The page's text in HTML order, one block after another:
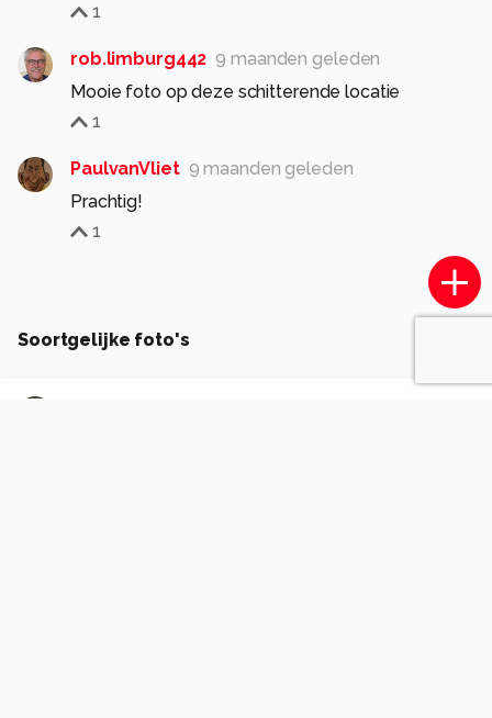
1
rob.limburg442 9 maanden geleden
Mooie foto op deze schitterende locatie
1
PaulvanVliet 9 maanden geleden
Prachtig!
1
Soortgelijke foto's